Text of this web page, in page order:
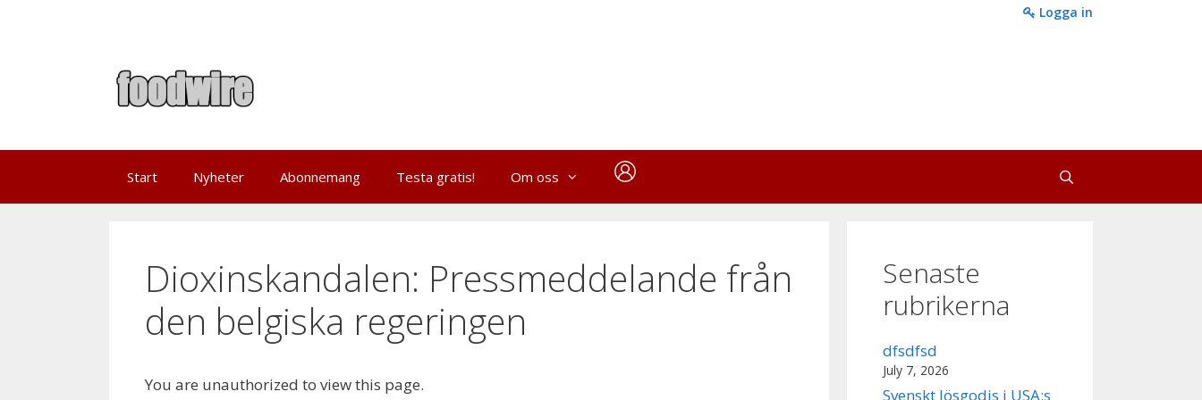
Logga in
Start Nyheter Abonnemang Testa gratis! Om oss
Dioxinskandalen: Pressmeddelande från
den belgiska regeringen
You are unauthorized to view this page.
Senaste
rubrikerna
dfsdfsd
July 7, 2026
Svenskt lösgodis i USA:s